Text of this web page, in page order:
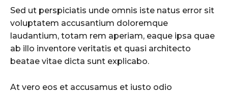
Sed ut perspiciatis unde omnis iste natus error sit
voluptatem accusantium doloremque
laudantium, totam rem aperiam, eaque ipsa quae
ab illo inventore veritatis et quasi architecto
beatae vitae dicta sunt explicabo.
At vero eos et accusamus et iusto odio